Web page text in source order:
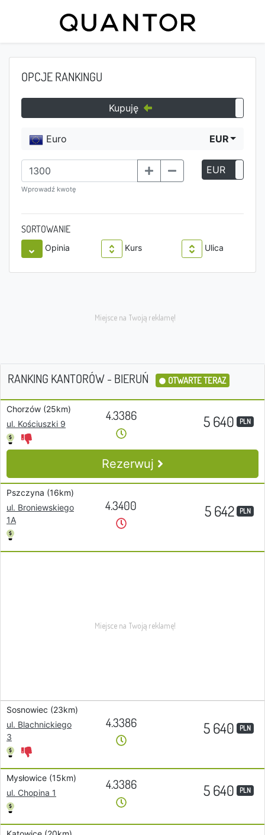
OPCJE RANKINGU
Kupuję
Euro EUR
Wprowadź kwotę
EUR
SORTOWANIE
Opinia Kurs Ulica
RANKING KANTORÓW - BIERUŃ OTWARTE TERAZ
Chorzów (25km)
ul. Kościuszki 9
4.3386 5 640 PLN
Rezerwuj
Pszczyna (16km)
ul. Broniewskiego
1A
4.3400 5 642 PLN
Sosnowiec (23km)
ul. Blachnickiego
3
4.3386 5 640 PLN
Mysłowice (15km)
ul. Chopina 1
4.3386 5 640 PLN